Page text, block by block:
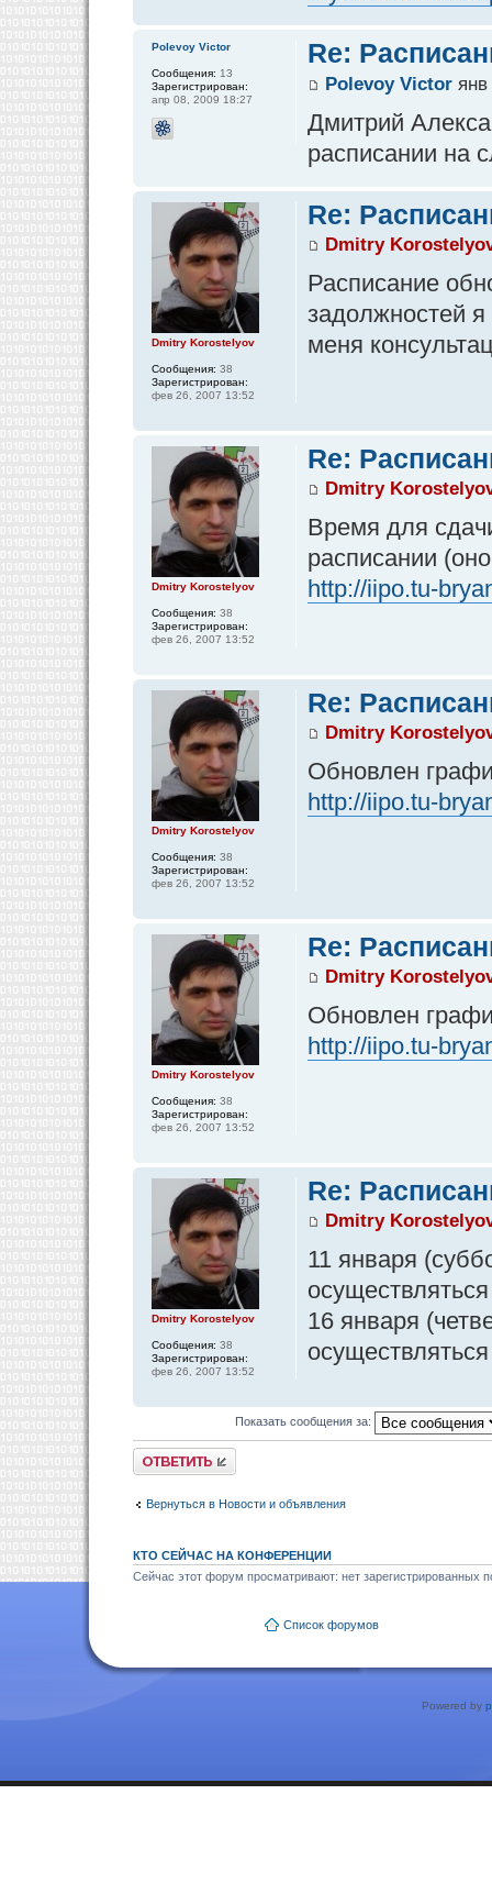
Re:
Polevoy Victor
Дмитрий
расписании на
Polevoy Victor
Сообщения: 13
Зарегистрирован:
апр 08, 2009 18:27
Re:
Dmitry
Расписание
задолжностей
меня
Dmitry Korostelyov
Сообщения: 38
Зарегистрирован:
фев 26, 2007 13:52
Re:
Dmitry
Время для
расписании
http://iipo.tu-
Dmitry Korostelyov
Сообщения: 38
Зарегистрирован:
фев 26, 2007 13:52
Re:
Dmitry
Обновлен
http://iipo.tu-
Dmitry Korostelyov
Сообщения: 38
Зарегистрирован:
фев 26, 2007 13:52
Re:
Dmitry
Обновлен
http://iipo.tu-
Dmitry Korostelyov
Сообщения: 38
Зарегистрирован:
фев 26, 2007 13:52
Re:
Dmitry
11 января
16 января
Dmitry Korostelyov
Сообщения: 38
Зарегистрирован:
фев 26, 2007 13:52
Показать сообщения за:
Ответить
Вернуться в Новости и объявления
КТО СЕЙЧАС НА КОНФЕРЕНЦИИ
Сейчас этот форум просматривают: нет зарегистрированных
Список форумов
Powered by